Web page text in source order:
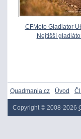
CFMoto Gladiator
Nejtišší
Quadmania.cz Úvod
Copyright © 2008-2026